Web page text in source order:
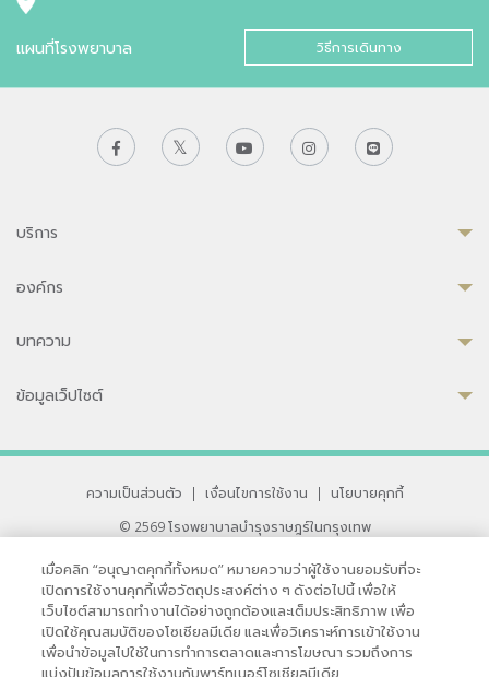
แผนที่โรงพยาบาล วิธีการเดินทาง
บริการ
องค์กร
บทความ
ข้อมูลเว็ปไซต์
ความเป็นส่วนตัว | เงื่อนไขการใช้งาน |
นโยบายคุกกี้
© 2569 โรงพยาบาลบำรุงราษฎร์ในกรุงเทพ
33 สุขุมวิท ซอย 3 เขตวัฒนา กรุงเทพ 10110 ประเทศไทย
หากท่านมีข้อคิดเห็นหรือปัญหาในการใช้เว็บไซต์ของเรา
เมื่อคลิก “อนุญาตคุกกี้ทั้งหมด” หมายความว่าผู้ใช้งานยอมรับที่จะ
เปิดการใช้งานคุกกี้เพื่อวัตถุประสงค์ต่าง ๆ ดังต่อไปนี้ เพื่อให้
เว็บไซต์สามารถทำงานได้อย่างถูกต้องและเต็มประสิทธิภาพ เพื่อ
เปิดใช้คุณสมบัติของโซเชียลมีเดีย และเพื่อวิเคราะห์การเข้าใช้งาน
เพื่อนำข้อมูลไปใช้ในการทำการตลาดและการโฆษณา รวมถึงการ
แบ่งปันข้อมูลการใช้งานกับพาร์ทเนอร์โซเชียลมีเดีย